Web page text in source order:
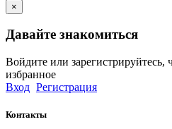
×
Давайте знакомиться
Войдите или зарегистрируйтесь,
избранное
Вход Регистрация
Контакты